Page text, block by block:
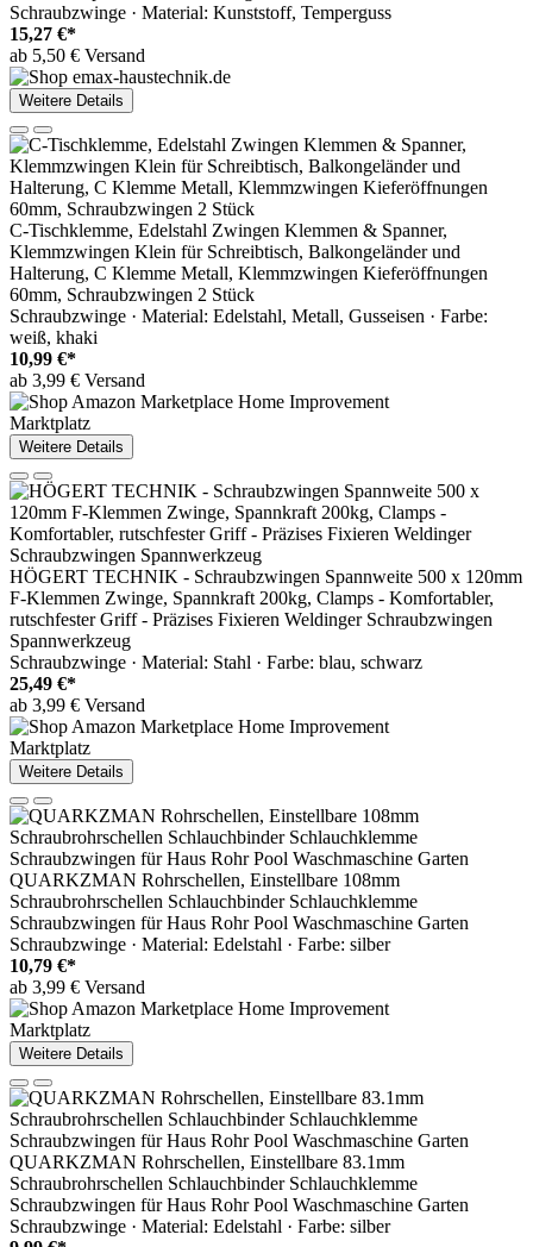
Schraubzwinge · Material: Kunststoff, Temperguss
15,27 €*
ab 5,50 € Versand
Weitere Details
C-Tischklemme, Edelstahl Zwingen Klemmen & Spanner,
Klemmzwingen Klein für Schreibtisch, Balkongeländer und
Halterung, C Klemme Metall, Klemmzwingen Kieferöffnungen
60mm, Schraubzwingen 2 Stück
Schraubzwinge · Material: Edelstahl, Metall, Gusseisen · Farbe:
weiß, khaki
10,99 €*
ab 3,99 € Versand
Marktplatz
Weitere Details
HÖGERT TECHNIK - Schraubzwingen Spannweite 500 x 120mm
F-Klemmen Zwinge, Spannkraft 200kg, Clamps - Komfortabler,
rutschfester Griff - Präzises Fixieren Weldinger Schraubzwingen
Spannwerkzeug
Schraubzwinge · Material: Stahl · Farbe: blau, schwarz
25,49 €*
ab 3,99 € Versand
Marktplatz
Weitere Details
QUARKZMAN Rohrschellen, Einstellbare 108mm
Schraubrohrschellen Schlauchbinder Schlauchklemme
Schraubzwingen für Haus Rohr Pool Waschmaschine Garten
Schraubzwinge · Material: Edelstahl · Farbe: silber
10,79 €*
ab 3,99 € Versand
Marktplatz
Weitere Details
QUARKZMAN Rohrschellen, Einstellbare 83.1mm
Schraubrohrschellen Schlauchbinder Schlauchklemme
Schraubzwingen für Haus Rohr Pool Waschmaschine Garten
Schraubzwinge · Material: Edelstahl · Farbe: silber